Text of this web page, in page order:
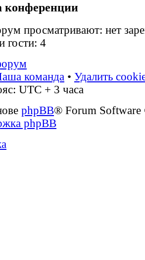
конференции
просматривают: нет
гости: 4
команда • Удалить
UTC + 3 часа
phpBB® Forum
phpBB